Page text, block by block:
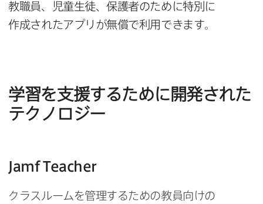
教職員、​児童生徒、​保護者の​ために​特別に​
作成された​アプリが​無償で​利用できます。
学習を​支援する​ために​開発された​
テクノロジー
Jamf Teacher
クラスルームを​管理する​ための​教員向けの​